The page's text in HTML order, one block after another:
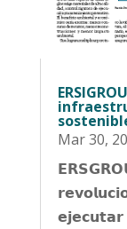
Mar 30,